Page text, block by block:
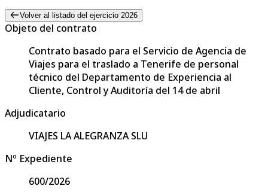
Volver al listado del ejercicio 2026
Objeto del contrato
Contrato basado para el Servicio de Agencia de
Viajes para el traslado a Tenerife de personal
técnico del Departamento de Experiencia al
Cliente, Control y Auditoría del 14 de abril
Adjudicatario
VIAJES LA ALEGRANZA SLU
Nº Expediente
600/2026